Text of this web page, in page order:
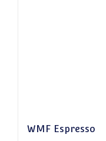
WMF Espresso